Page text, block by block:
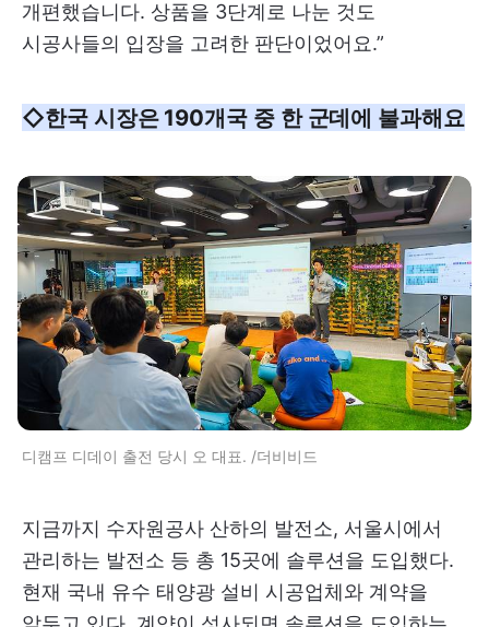
개편했습니다. 상품을 3단계로 나눈 것도
시공사들의 입장을 고려한 판단이었어요.”
◇한국 시장은 190개국 중 한 군데에 불과해요
디캠프 디데이 출전 당시 오 대표. /더비비드
지금까지 수자원공사 산하의 발전소, 서울시에서
관리하는 발전소 등 총 15곳에 솔루션을 도입했다.
현재 국내 유수 태양광 설비 시공업체와 계약을